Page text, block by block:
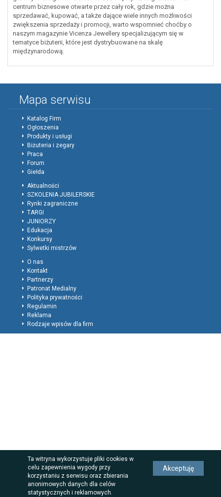
centrum biznesowe otwarte przez cały rok, gdzie można
sprzedawać, kupować, a także dające wiele innych możliwości
zwiększenia sprzedaży i promocji, warto wspomnieć choćby o
naszym magazynie Vicenza Jewellery specjalizującym się w
tematyce biżuterii, które jest dystrybuowane na skalę
międzynarodową.
Mapa serwisu
Katalog Firm
Ogłoszenia
Produkty i usługi
Biżuteria i zegary
Praca
Forum
Giełda
Aktualności
SZKOLENIA JUBILERSKIE
Rynki zagraniczne
TARGI
JUNIORZY
Edukacja
Konkursy
Sylwetki mistrzów
O nas
Kontakt
Partnerzy
Patronat Medialny
Polityka prywatności
Regulamin
Reklama
Rodzaje wpisów dla firm
Ta witryna wykorzystuje pliki cookies w
celu zapewnienia wygody przy
korzystaniu z serwisu oraz zbierania
anonimowych danych dla celów
statystycznych i reklamowych.
Akceptuję